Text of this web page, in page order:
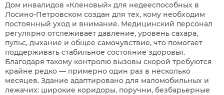
Дом инвалидов «Кленовый» для недееспособных в
Лосино-Петровском создан для тех, кому необходим
постоянный уход и внимание. Медицинский персонал
регулярно отслеживает давление, уровень сахара,
пульс, дыхание и общее самочувствие, что помогает
поддерживать стабильное состояние здоровья.
Благодаря такому контролю вызовы скорой требуются
крайне редко — примерно один раз в несколько
месяцев. Здание адаптировано для маломобильных и
лежачих: широкие коридоры, поручни, безбарьерные